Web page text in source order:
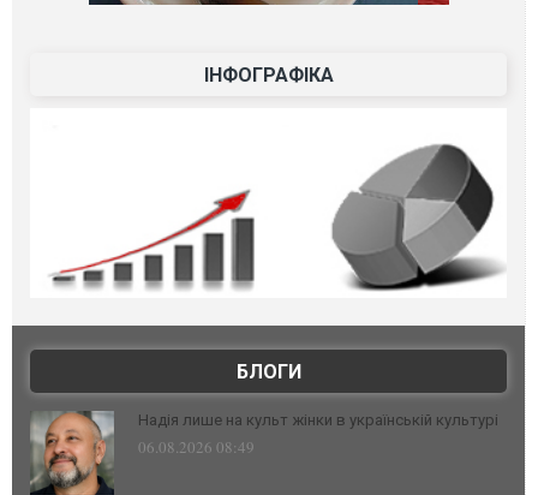
ІНФОГРАФІКА
БЛОГИ
Надія лише на культ жінки в українській культурі
06.08.2026 08:49